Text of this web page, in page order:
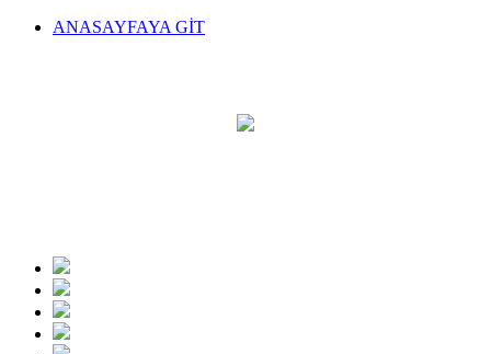
ANASAYFAYA GİT